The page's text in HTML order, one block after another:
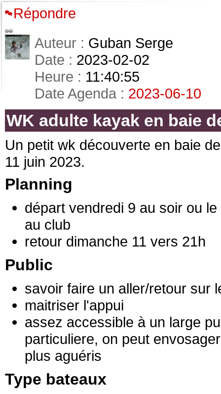
Répondre
Auteur : Guban Serge
Date : 2023-02-02
Heure : 11:40:55
Date Agenda : 2023-06-10
WK adulte kayak en baie
Un petit wk découverte en baie
11 juin 2023.
Planning
départ vendredi 9 au soir ou
au club
retour dimanche 11 vers 21h
Public
savoir faire un aller/retour sur
maitriser l'appui
assez accessible à un large
particuliere, on peut
plus aguéris
Type bateaux